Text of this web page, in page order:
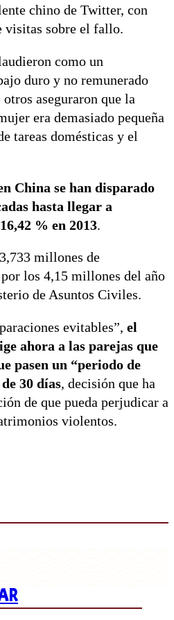
chino de Twitter, con
visitas sobre el fallo.
como un
duro y no remunerado
aseguraron que la
era demasiado pequeña
tareas domésticas y el
China se han disparado
hasta llegar a
% en 2013.
millones de
los 4,15 millones del año
de Asuntos Civiles.
evitables”, el
ahora a las parejas que
pasen un “periodo de
30 días, decisión que ha
de que pueda perjudicar a
violentos.